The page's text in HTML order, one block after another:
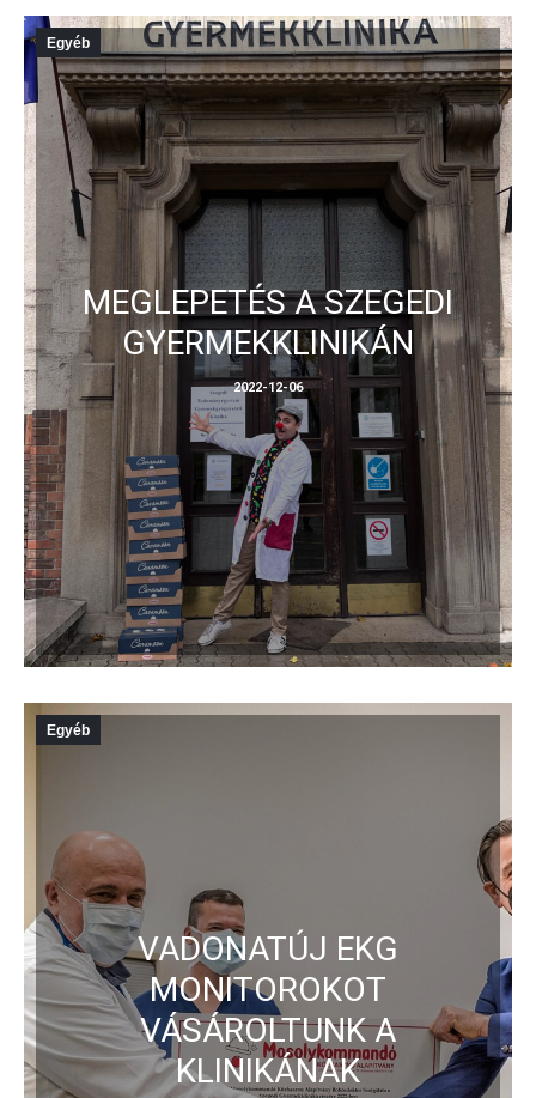
Egyéb
MEGLEPETÉS A SZEGEDI
GYERMEKKLINIKÁN
2022-12-06
Egyéb
VADONATÚJ EKG
MONITOROKOT
VÁSÁROLTUNK A
KLINIKÁNAK